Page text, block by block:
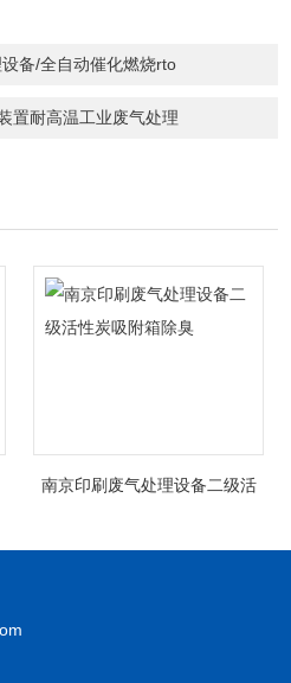
备/全自动催化燃烧rto
置耐高温工业废气处理
南京印刷废气处理设备二级活